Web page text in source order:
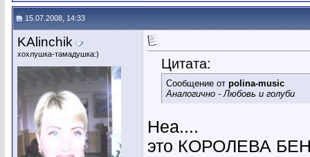
15.07.2008, 14:33
KAlinchik
хохлушка-тамадушка:)
Цитата:
Сообщение от polina-music
Аналогично - Любовь и голуби
Неа....
это КОРОЛЕВА